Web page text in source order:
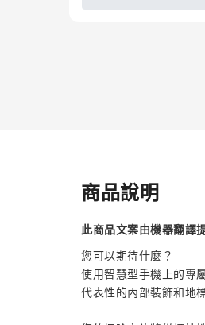
商品說明
此商品文案由機器翻譯
您可以期待什麼？
使用智慧型手機上的專
代表性的內部裝飾和地